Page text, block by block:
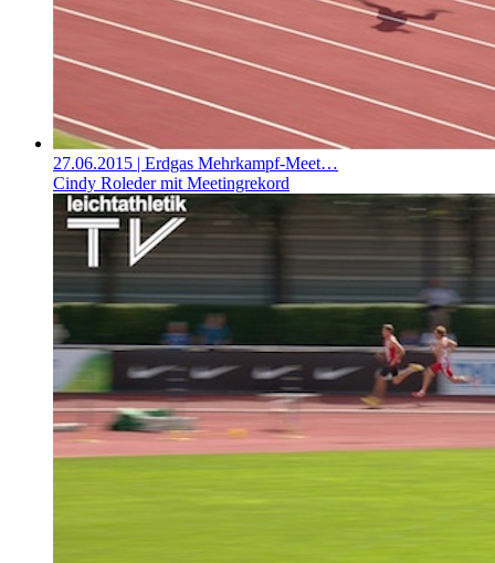
27.06.2015 | Erdgas Mehrkampf-Meet…
Cindy Roleder mit Meetingrekord